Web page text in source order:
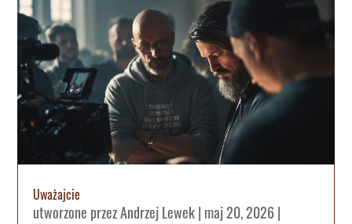
Uważajcie
utworzone przezAndrzej Lewek| maj 20, 2026|